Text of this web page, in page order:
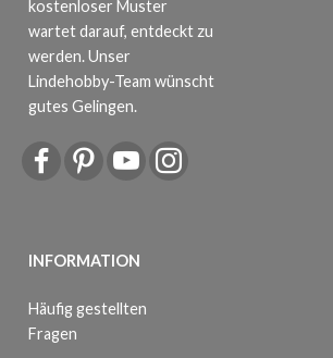
kostenloser Muster
wartet darauf, entdeckt zu
werden. Unser
Lindehobby-Team wünscht
gutes Gelingen.
INFORMATION
Häufig gestellten
Fragen